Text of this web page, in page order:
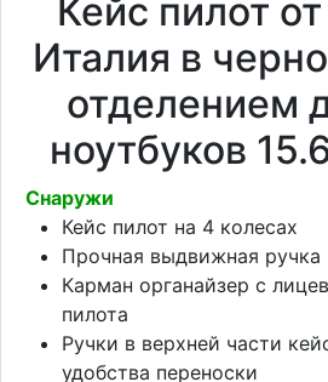
Кейс пилот
Италия в
отделением
ноутбуков
Снаружи
Кейс пилот на 4 колесах
Прочная выдвижная
Карман органайзер с
пилота
Ручки в верхней части
удобства переноски